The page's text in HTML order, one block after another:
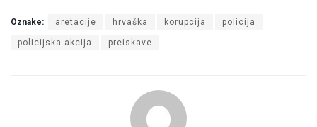
Oznake: aretacije hrvaška korupcija policija
policijska akcija preiskave